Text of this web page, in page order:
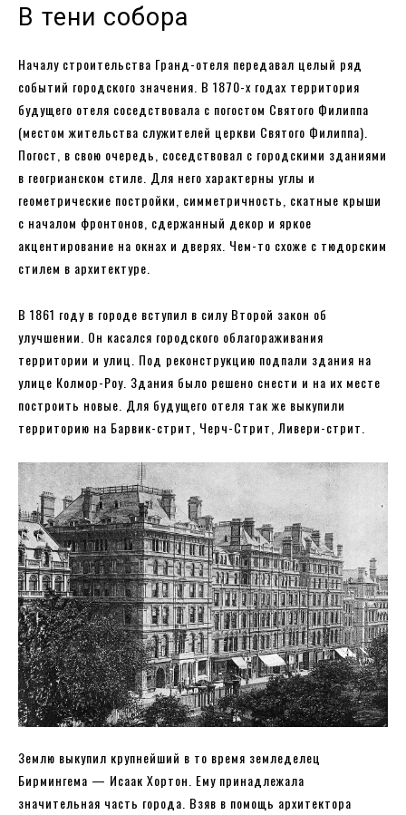
В тени собора
Началу строительства Гранд-отеля передавал целый ряд
событий городского значения. В 1870-х годах территория
будущего отеля соседствовала с погостом Святого Филиппа
(местом жительства служителей церкви Святого Филиппа).
Погост, в свою очередь, соседствовал с городскими зданиями
в геогрианском стиле. Для него характерны углы и
геометрические постройки, симметричность, скатные крыши
с началом фронтонов, сдержанный декор и яркое
акцентирование на окнах и дверях. Чем-то схоже с тюдорским
стилем в архитектуре.
В 1861 году в городе вступил в силу Второй закон об
улучшении. Он касался городского облагораживания
территории и улиц. Под реконструкцию подпали здания на
улице Колмор-Роу. Здания было решено снести и на их месте
построить новые. Для будущего отеля так же выкупили
территорию на Барвик-стрит, Черч-Стрит, Ливери-стрит.
Землю выкупил крупнейший в то время земледелец
Бирмингема — Исаак Хортон. Ему принадлежала
значительная часть города. Взяв в помощь архитектора